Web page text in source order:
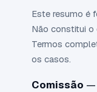
Este resumo é
Não constitui o
Termos
os casos.
Comissão —